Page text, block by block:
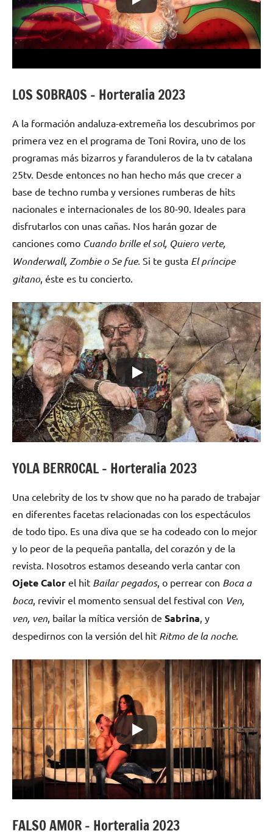
LOS SOBRAOS – Horteralia 2023
A la formación andaluza-extremeña los descubrimos por
primera vez en el programa de Toni Rovira, uno de los
programas más bizarros y faranduleros de la tv catalana
25tv. Desde entonces no han hecho más que crecer a
base de techno rumba y versiones rumberas de hits
nacionales e internacionales de los 80-90. Ideales para
disfrutarlos con unas cañas. Nos harán gozar de
canciones como Cuando brille el sol, Quiero verte,
Wonderwall, Zombie o Se fue. Si te gusta El príncipe
gitano, éste es tu concierto.
YOLA BERROCAL – Horteralia 2023
Una celebrity de los tv show que no ha parado de trabajar
en diferentes facetas relacionadas con los espectáculos
de todo tipo. Es una diva que se ha codeado con lo mejor
y lo peor de la pequeña pantalla, del corazón y de la
revista. Nosotros estamos deseando verla cantar con
Ojete Calor el hit Bailar pegados, o perrear con Boca a
boca, revivir el momento sensual del festival con Ven,
ven, ven , bailar la mítica versión de Sabrina , y
despedirnos con la versión del hit Ritmo de la noche.
FALSO AMOR – Horteralia 2023